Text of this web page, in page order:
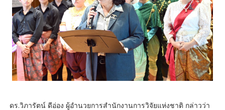
ดร.วิภารัตน์ ดีอ่อง ผู้อำนวยการสำนักงานการวิจัยแห่งชาติ กล่าวว่า